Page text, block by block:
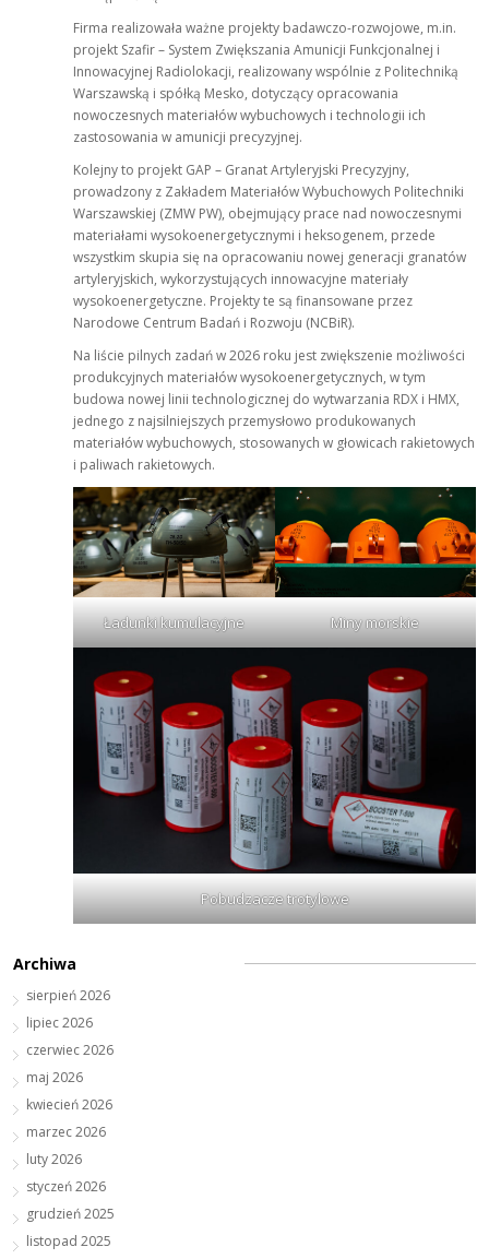
Firma realizowała ważne projekty badawczo-rozwojowe, m.in.
projekt Szafir – System Zwiększania Amunicji Funkcjonalnej i
Innowacyjnej Radiolokacji, realizowany wspólnie z Politechniką
Warszawską i spółką Mesko, dotyczący opracowania
nowoczesnych materiałów wybuchowych i technologii ich
zastosowania w amunicji precyzyjnej.
Kolejny to projekt GAP – Granat Artyleryjski Precyzyjny,
prowadzony z Zakładem Materiałów Wybuchowych Politechniki
Warszawskiej (ZMW PW), obejmujący prace nad nowoczesnymi
materiałami wysokoenergetycznymi i heksogenem, przede
wszystkim skupia się na opracowaniu nowej generacji granatów
artyleryjskich, wykorzystujących innowacyjne materiały
wysokoenergetyczne. Projekty te są finansowane przez
Narodowe Centrum Badań i Rozwoju (NCBiR).
Na liście pilnych zadań w 2026 roku jest zwiększenie możliwości
produkcyjnych materiałów wysokoenergetycznych, w tym
budowa nowej linii technologicznej do wytwarzania RDX i HMX,
jednego z najsilniejszych przemysłowo produkowanych
materiałów wybuchowych, stosowanych w głowicach rakietowych
i paliwach rakietowych.
Ładunki kumulacyjne Miny morskie
Pobudzacze trotylowe
Archiwa
sierpień 2026
lipiec 2026
czerwiec 2026
maj 2026
kwiecień 2026
marzec 2026
luty 2026
styczeń 2026
grudzień 2025
listopad 2025